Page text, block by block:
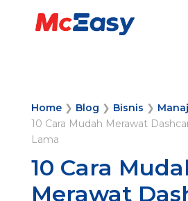
Home❯ Blog ❯ Bisnis ❯
10 Cara Mudah Merawat
Lama
10 Cara
Merawat